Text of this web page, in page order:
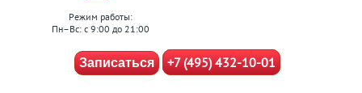
Режим работы:
Пн–Вс: с 9:00 до 21:00
Записаться +7 (495) 432-10-01